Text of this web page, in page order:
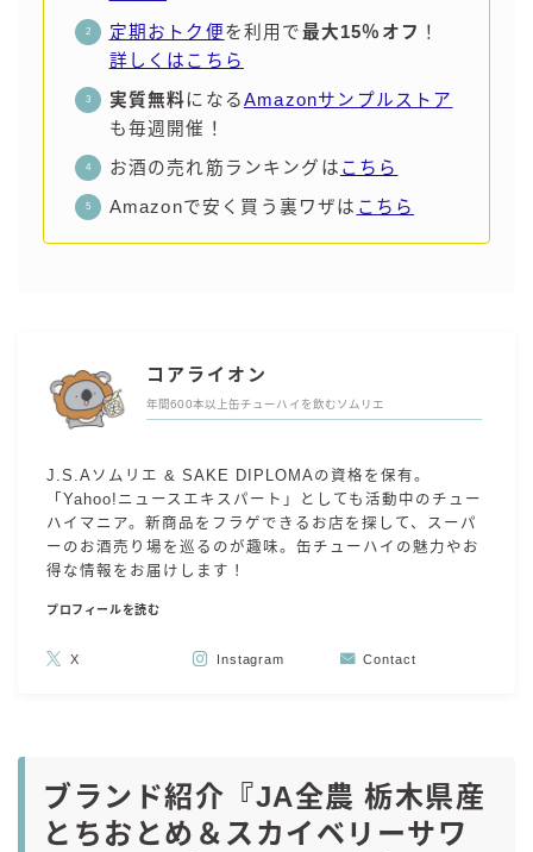
定期おトク便を利用で最大15％オフ ！
詳しくはこちら
実質無料になるAmazonサンプルストア
も毎週開催！
お酒の売れ筋ランキングは こちら
Amazonで安く買う裏ワザは こちら
コアライオン
年間600本以上缶チューハイを飲むソムリエ
J.S.Aソムリエ & SAKE DIPLOMAの資格を保有。
「Yahoo!ニュースエキスパート」としても活動中のチュー
ハイマニア。新商品をフラゲできるお店を探して、スーパ
ーのお酒売り場を巡るのが趣味。缶チューハイの魅力やお
得な情報をお届けします！
プロフィールを読む
X Instagram Contact
ブランド紹介『JA全農 栃木県産
とちおとめ＆スカイベリーサワ